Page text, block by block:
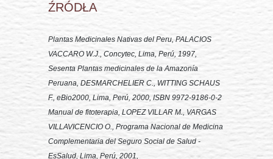
ŹRÓDŁA
Plantas Medicinales Nativas del Peru, PALACIOS
VACCARO W.J., Concytec, Lima, Perú, 1997,
Sesenta Plantas medicinales de la Amazonía
Peruana, DESMARCHELIER C., WITTING SCHAUS
F., eBio2000, Lima, Perú, 2000, ISBN 9972-9186-0-2
Manual de fitoterapia, LOPEZ VILLAR M., VARGAS
VILLAVICENCIO O., Programa Nacional de Medicina
Complementaria del Seguro Social de Salud -
EsSalud, Lima, Perú, 2001,